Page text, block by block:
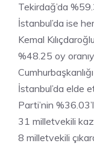
Tekirdağ’da
İstanbul’da ise
Kemal
%48.25 oy
İstanbul’da elde
Parti’nin
31 milletvekili
8 milletvekili